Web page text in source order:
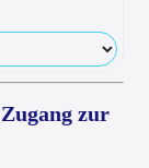
zur